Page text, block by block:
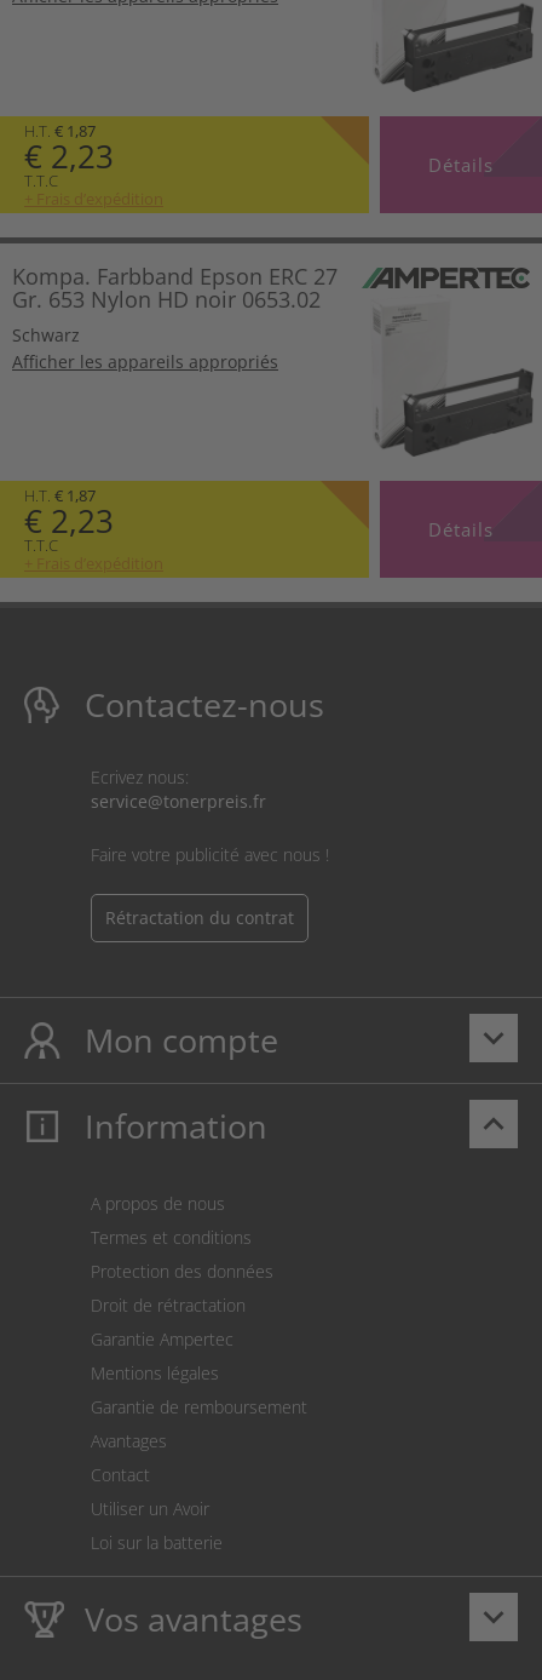
H.T. € 1,87
€ 2,23
T.T.C
+ Frais d’expédition
Détails
Kompa. Farbband Epson ERC 27
Gr. 653 Nylon HD noir 0653.02
Schwarz
Afficher les appareils appropriés
H.T. € 1,87
€ 2,23
T.T.C
+ Frais d’expédition
Détails
Contactez-nous
Ecrivez nous:
service@tonerpreis.fr
Faire votre publicité avec nous !
Rétractation du contrat
keyboard_arrow_down
Mon compte
Mon compte
Paiement
Le calculateur des frais de port
Paramètres des cookies
keyboard_arrow_up
Information
A propos de nous
Termes et conditions
Protection des données
Droit de rétractation
Garantie Ampertec
Mentions légales
Garantie de remboursement
Avantages
Contact
Utiliser un Avoir
Loi sur la batterie
keyboard_arrow_down
Vos avantages